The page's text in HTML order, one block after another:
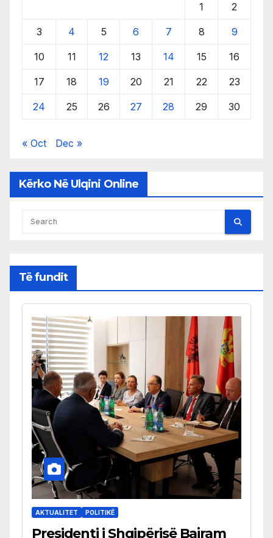
1 2
3 4 5 6 7 8 9
10 11 12 13 14 15 16
17 18 19 20 21 22 23
24 25 26 27 28 29 30
« Oct Dec »
Kërko Në Ulqini Online
Të fundit
AKTUALITET POLITIKË
Presidenti i Shqipërisë Bajram